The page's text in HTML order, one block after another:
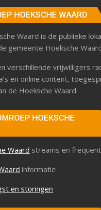
HOEKSCHE WAARD
Waard is de publieke
gemeente Hoeksche
verschillende vrijwilligers
en online content,
de Hoeksche Waard.
HOEKSCHE
Waard streams en
informatie
en storingen